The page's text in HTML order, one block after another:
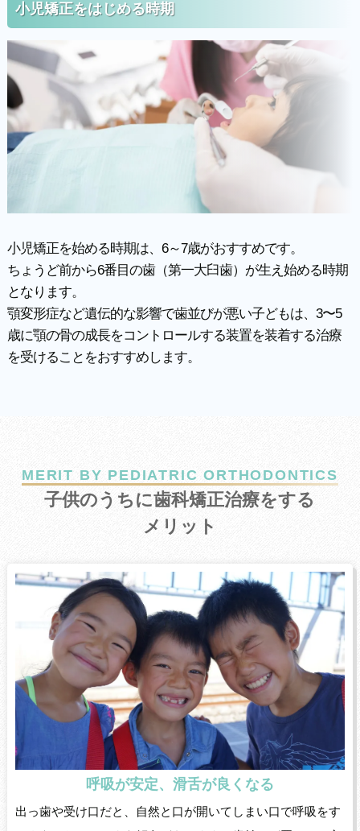
小児矯正をはじめる時期
小児矯正を始める時期は、6～7歳がおすすめです。
ちょうど前から6番目の歯（第一大臼歯）が生え始める時期
となります。
顎変形症など遺伝的な影響で歯並びが悪い子どもは、3〜5
歳に顎の骨の成長をコントロールする装置を装着する治療
を受けることをおすすめします。
MERIT BY PEDIATRIC ORTHODONTICS
子供のうちに歯科矯正治療をする
メリット
呼吸が安定、滑舌が良くなる
出っ歯や受け口だと、自然と口が開いてしまい口で呼吸をす